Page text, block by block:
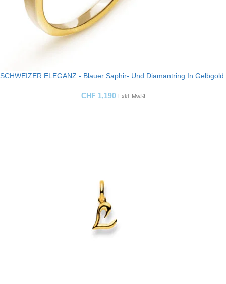
SCHWEIZER ELEGANZ - Blauer Saphir- Und Diamantring In Gelbgold
CHF 1,190 Exkl. MwSt